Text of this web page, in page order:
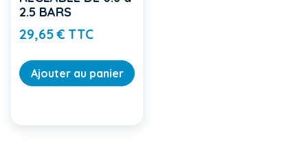
2.5 BARS
29,65 € TTCPrix
Ajouter au panier